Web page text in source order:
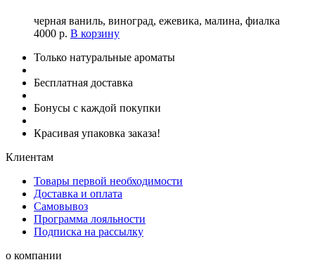
черная ваниль, виноград, ежевика, малина, фиалка
4000 р. В корзину
Только натуральные ароматы
Бесплатная доставка
Бонусы с каждой покупки
Красивая упаковка заказа!
Клиентам
Товары первой необходимости
Доставка и оплата
Самовывоз
Программа лояльности
Подписка на рассылку
о компании